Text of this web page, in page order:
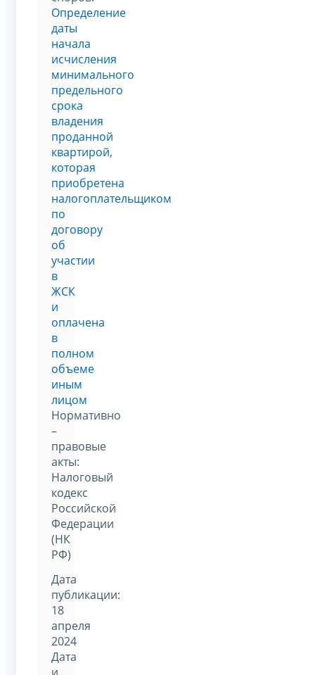
Определение
даты
начала
исчисления
минимального
предельного
срока
владения
проданной
квартирой,
которая
приобретена
налогоплательщиком
по
договору
об
участии
в
ЖСК
и
оплачена
в
полном
объеме
иным
лицом
Нормативно
–
правовые
акты:
Налоговый
кодекс
Российской
Федерации
(НК
РФ)
Дата
публикации:
18
апреля
2024
Дата
и